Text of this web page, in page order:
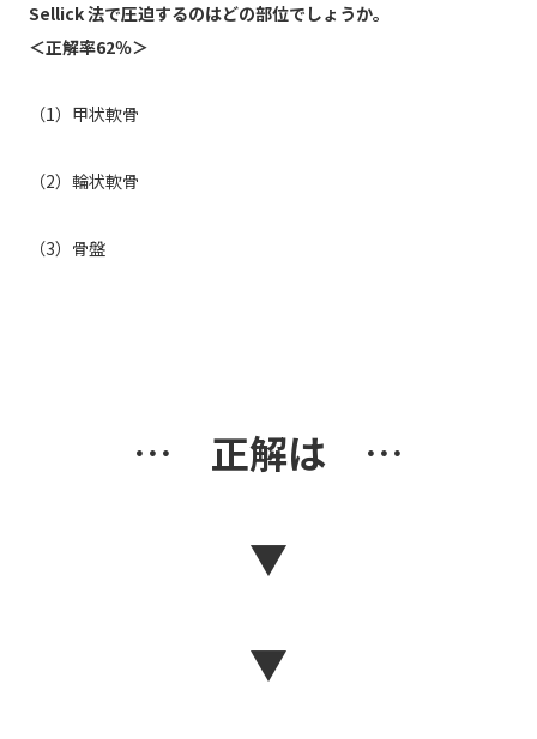
Sellick 法で圧迫するのはどの部位でしょうか。
＜正解率62％＞
（1）甲状軟骨
（2）輪状軟骨
（3）骨盤
… 正解は …
▼
▼